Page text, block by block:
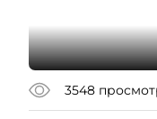
3548